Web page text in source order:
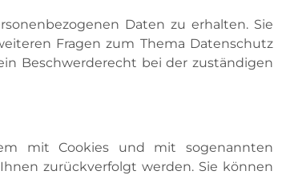
Daten zu erhalten. Sie
Fragen zum Thema Datenschutz
Beschwerderecht bei der zuständigen
mit Cookies und mit sogenannten
zurückverfolgt werden. Sie können